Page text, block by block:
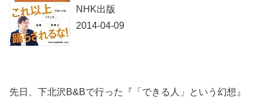
NHK出版
2014-04-09
先日、下北沢B&Bで行った『「できる人」という幻想』